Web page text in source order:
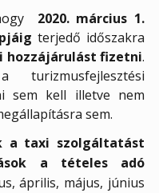
2020. március 1.
terjedő időszakra
hozzájárulást fizetni.
sem kell illetve nem
sem.
a taxi szolgáltatást
a tételes adó
április, május, június